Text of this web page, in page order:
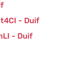
- Duif
- Duif